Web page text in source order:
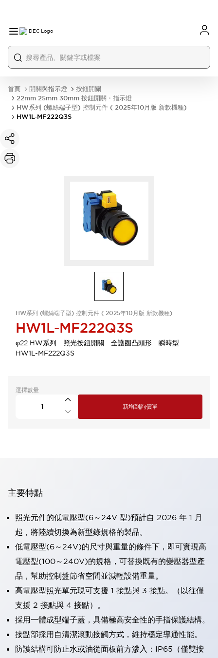
首頁 開關與指示燈
按鈕開關
22mm 25mm 30mm 按鈕開關・指示燈
HW系列 (螺絲端子型) 控制元件 ( 2025年10月版 新款機種)
HW1L-MF222Q3S
HW系列 (螺絲端子型) 控制元件 ( 2025年10月版 新款機種)
HW1L-MF222Q3S
φ22 HW系列 照光按鈕開關 全護圈凸頭形 瞬時型
HW1L-MF222Q3S
選擇數量
新增到詢價單
主要特點
照光元件的低電壓型(6～24V 型)預計自 2026 年 1 月
起，將陸續切換為新型錄規格的製品。
低電壓型(6～24V)的尺寸與重量的條件下，即可實現高
電壓型(100～240V)的規格，可替換既有的變壓器型產
品，幫助控制盤節省空間並減輕設備重量。
高電壓型照光單元現可支援 1 接點與 3 接點。（以往僅
支援 2 接點與 4 接點）。
採用一體成型端子蓋，具備極高安全性的手指保護結構。
接點部採用自清潔滾動接觸方式，維持穩定導通性能。
防護結構可防止水或油從面板前方滲入：IP65（僅雙按